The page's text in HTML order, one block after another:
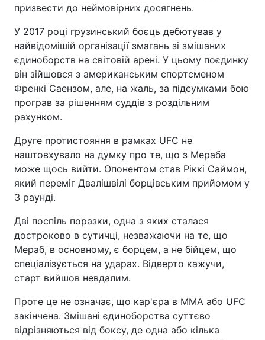
призвести до неймовірних досягнень.
У 2017 році грузинський боєць дебютував у
найвідомішій організації змагань зі змішаних
єдиноборств на світовій арені. У цьому поєдинку
він зійшовся з американським спортсменом
Френкі Саензом, але, на жаль, за підсумками бою
програв за рішенням суддів з роздільним
рахунком.
Друге протистояння в рамках UFC не
наштовхувало на думку про те, що з Мераба
може щось вийти. Опонентом став Ріккі Саймон,
який переміг Двалішвілі борцівським прийомом у
3 раунді.
Дві поспіль поразки, одна з яких сталася
достроково в сутичці, незважаючи на те, що
Мераб, в основному, є борцем, а не бійцем, що
спеціалізується на ударах. Відверто кажучи,
старт вийшов невдалим.
Проте це не означає, що кар'єра в ММА або UFC
закінчена. Змішані єдиноборства суттєво
відрізняються від боксу, де одна або кілька